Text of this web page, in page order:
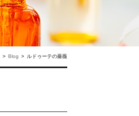
> Blog > ルドゥーテの薔薇